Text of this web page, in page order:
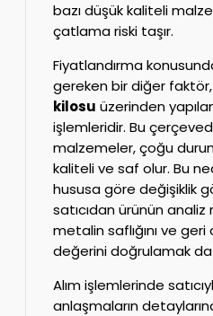
bazı düşük kaliteli
çatlama riski taşır.
Fiyatlandırma
gereken bir diğer faktör,
kilosu üzerinden
işlemleridir. Bu
malzemeler, çoğu
kaliteli ve saf olur. Bu
hususa göre değişiklik
satıcıdan ürünün analiz
metalin saflığını ve
değerini doğrulamak da
Alım işlemlerinde
anlaşmaların